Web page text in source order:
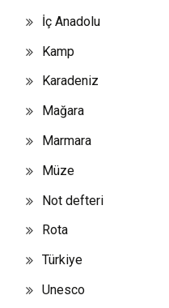
İç Anadolu
Kamp
Karadeniz
Mağara
Marmara
Müze
Not defteri
Rota
Türkiye
Unesco